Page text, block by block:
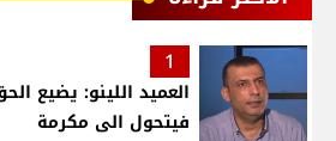
1
العميد اللينو: يضيع
فيتحول الى مكرمة